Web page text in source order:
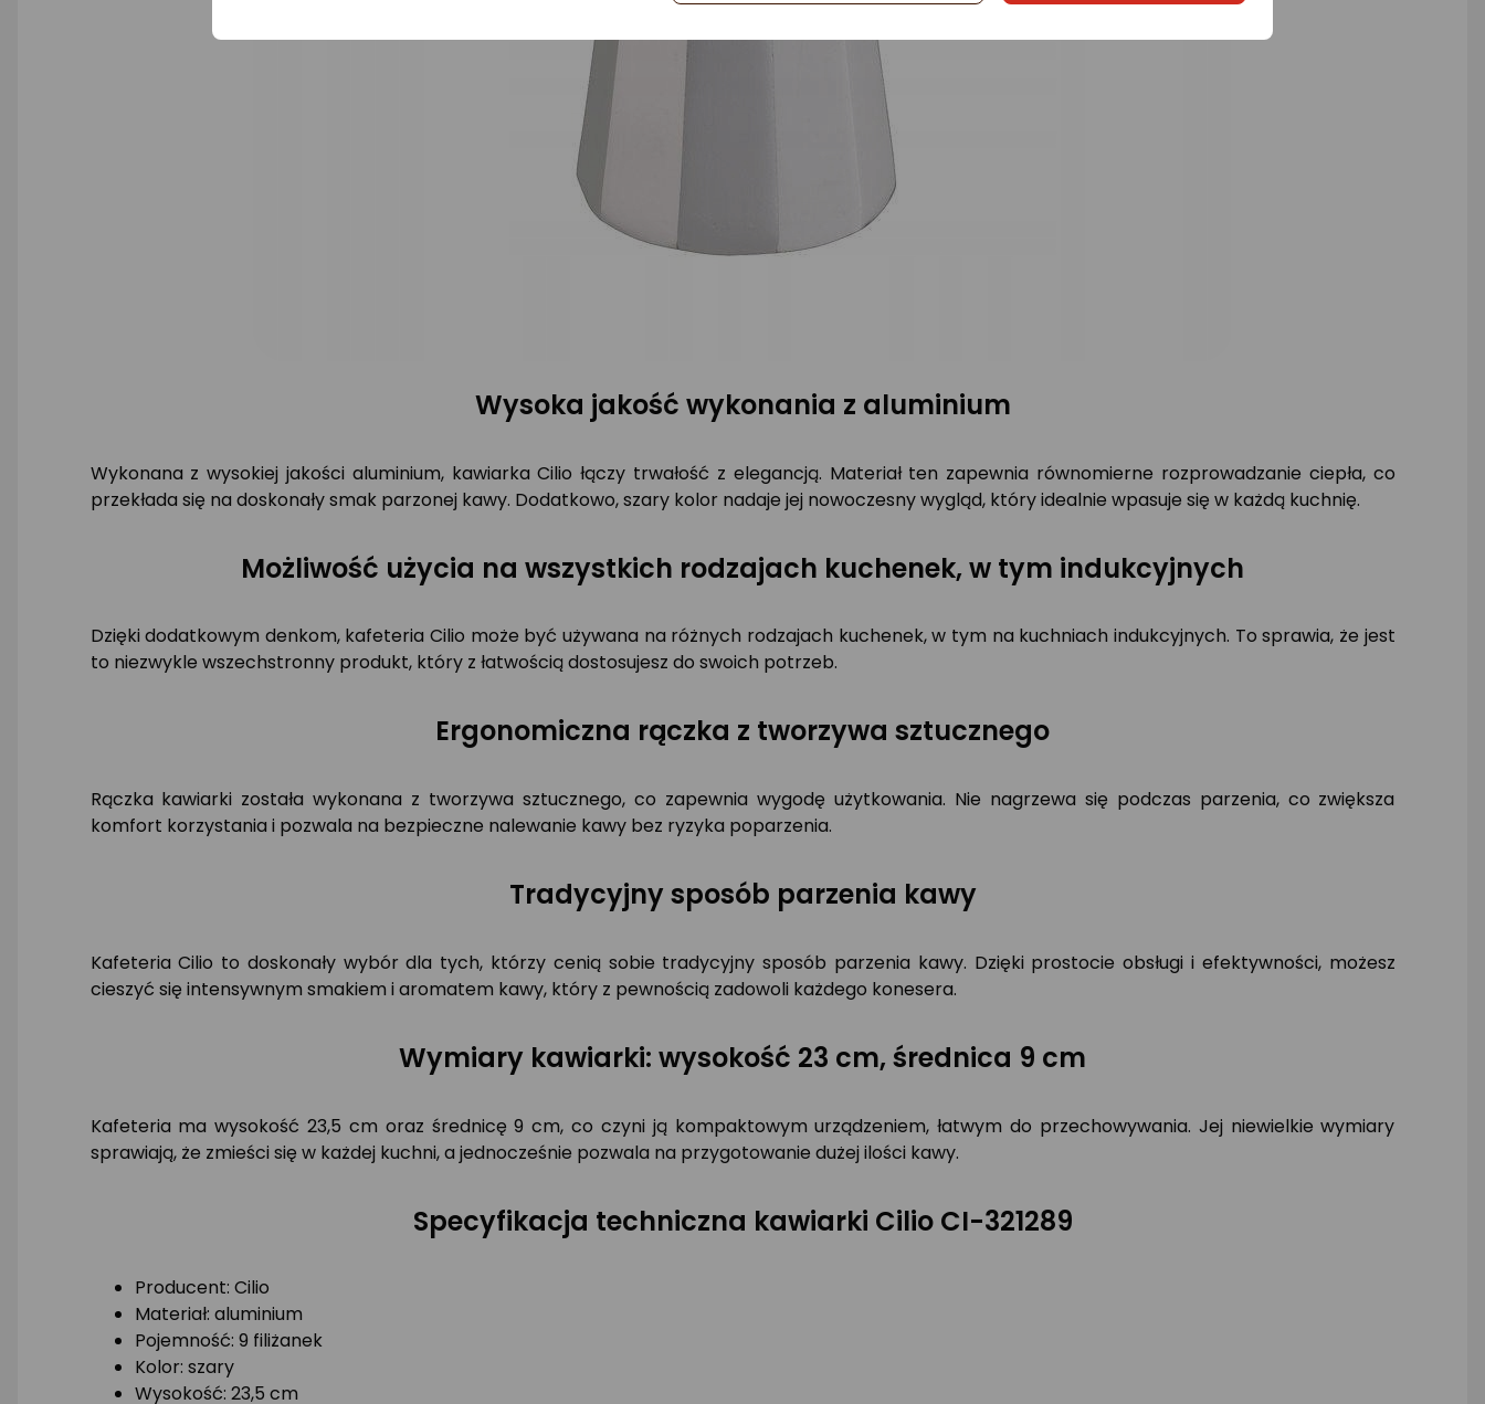
Wysoka jakość wykonania z aluminium
Wykonana z wysokiej jakości aluminium, kawiarka Cilio łączy trwałość z elegancją. Materiał ten zapewnia równomierne rozprowadzanie ciepła, co
przekłada się na doskonały smak parzonej kawy. Dodatkowo, szary kolor nadaje jej nowoczesny wygląd, który idealnie wpasuje się w każdą kuchnię.
Możliwość użycia na wszystkich rodzajach kuchenek, w tym indukcyjnych
Dzięki dodatkowym denkom, kafeteria Cilio może być używana na różnych rodzajach kuchenek, w tym na kuchniach indukcyjnych. To sprawia, że jest
to niezwykle wszechstronny produkt, który z łatwością dostosujesz do swoich potrzeb.
Ergonomiczna rączka z tworzywa sztucznego
Rączka kawiarki została wykonana z tworzywa sztucznego, co zapewnia wygodę użytkowania. Nie nagrzewa się podczas parzenia, co zwiększa
komfort korzystania i pozwala na bezpieczne nalewanie kawy bez ryzyka poparzenia.
Tradycyjny sposób parzenia kawy
Kafeteria Cilio to doskonały wybór dla tych, którzy cenią sobie tradycyjny sposób parzenia kawy. Dzięki prostocie obsługi i efektywności, możesz
cieszyć się intensywnym smakiem i aromatem kawy, który z pewnością zadowoli każdego konesera.
Wymiary kawiarki: wysokość 23 cm, średnica 9 cm
Kafeteria ma wysokość 23,5 cm oraz średnicę 9 cm, co czyni ją kompaktowym urządzeniem, łatwym do przechowywania. Jej niewielkie wymiary
sprawiają, że zmieści się w każdej kuchni, a jednocześnie pozwala na przygotowanie dużej ilości kawy.
Specyfikacja techniczna kawiarki Cilio CI-321289
Producent: Cilio
Materiał: aluminium
Pojemność: 9 filiżanek
Kolor: szary
Wysokość: 23,5 cm